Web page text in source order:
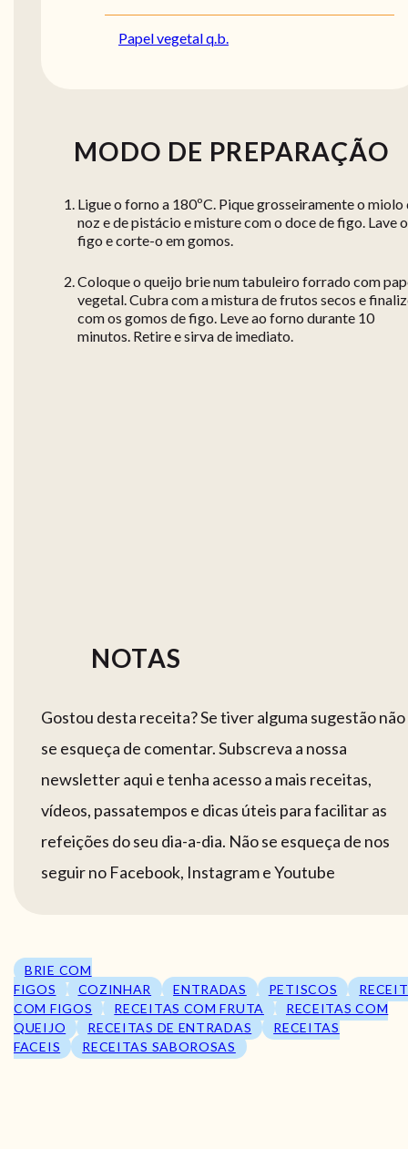
Papel vegetal q.b.
MODO DE PREPARAÇÃO
Ligue o forno a 180ºC. Pique grosseiramente o miolo
noz e de pistácio e misture com o doce de figo. Lave o
figo e corte-o em gomos.
Coloque o queijo brie num tabuleiro forrado com
vegetal. Cubra com a mistura de frutos secos e
com os gomos de figo. Leve ao forno durante 10
minutos. Retire e sirva de imediato.
NOTAS
Gostou desta receita? Se tiver alguma sugestão não
se esqueça de comentar. Subscreva a nossa
newsletter aqui e tenha acesso a mais receitas,
vídeos, passatempos e dicas úteis para facilitar as
refeições do seu dia-a-dia. Não se esqueça de nos
seguir no Facebook, Instagram e Youtube
BRIE COM
FIGOS
COZINHAR ENTRADAS PETISCOS
COM FIGOS
RECEITAS COM FRUTA
RECEITAS COM
QUEIJO
RECEITAS DE ENTRADAS
RECEITAS
FACEIS
RECEITAS SABOROSAS